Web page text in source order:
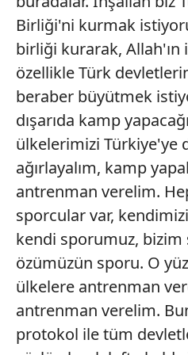
için Ayarlar butonuna
Metnimiziziyaret edebilirsiniz.
6698 sayılı Kişisel Verilerin
hazırlanmış Aydınlatma
ilgili mevzuata uygun olarak
almak için lütfentıklayınız.
Birliği'ni kurmak
birliği kurarak, Allah'ın
özellikle Türk
beraber büyütmek
dışarıda kamp
ülkelerimizi Türkiye'ye
ağırlayalım, kamp
antrenman verelim.
sporcular var,
kendi sporumuz, bizim
özümüzün sporu. O
ülkelere antrenman
antrenman verelim.
protokol ile tüm